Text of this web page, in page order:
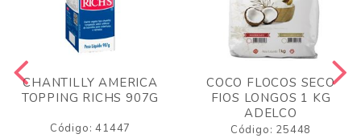
CHANTILLY AMERICA
TOPPING RICHS 907G
Código: 41447
COCO FLOCOS SECO
FIOS LONGOS 1 KG
ADELCO
Código: 25448